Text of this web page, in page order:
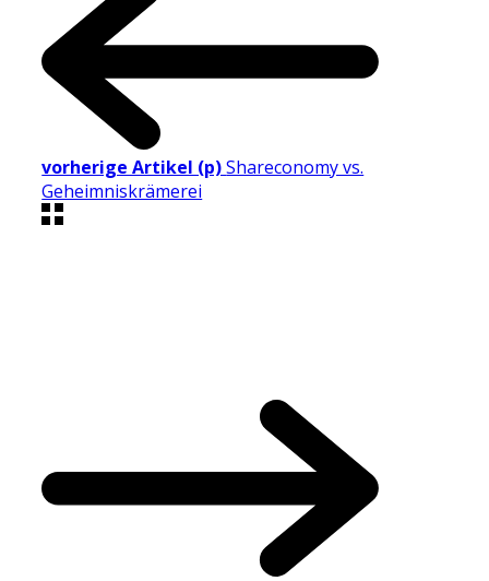
vorherige Artikel (p)Shareconomy vs.
Geheimniskrämerei